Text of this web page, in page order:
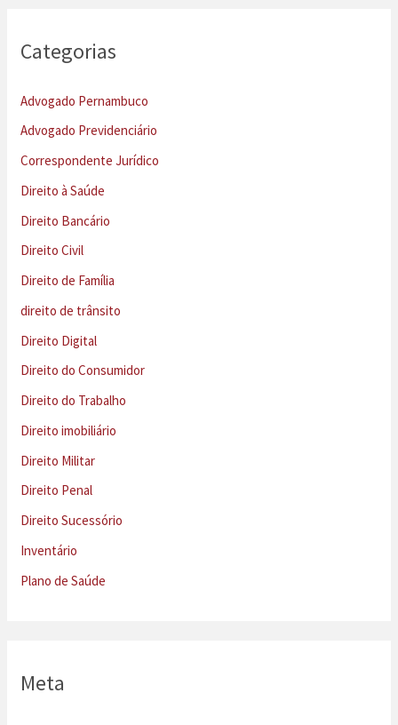
Categorias
Advogado Pernambuco
Advogado Previdenciário
Correspondente Jurídico
Direito à Saúde
Direito Bancário
Direito Civil
Direito de Família
direito de trânsito
Direito Digital
Direito do Consumidor
Direito do Trabalho
Direito imobiliário
Direito Militar
Direito Penal
Direito Sucessório
Inventário
Plano de Saúde
Meta